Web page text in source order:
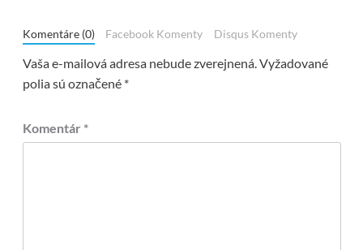
Komentáre (0) Facebook Komenty Disqus Komenty
Vaša e-mailová adresa nebude zverejnená. Vyžadované
polia sú označené *
Komentár *